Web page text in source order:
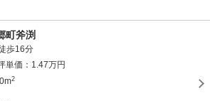
町斧渕
歩16分
単価：1.47万円
2